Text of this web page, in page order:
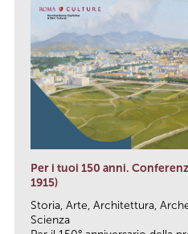
Per i tuoi 150 anni.
1915)
Storia, Arte, Architettura,
Scienza